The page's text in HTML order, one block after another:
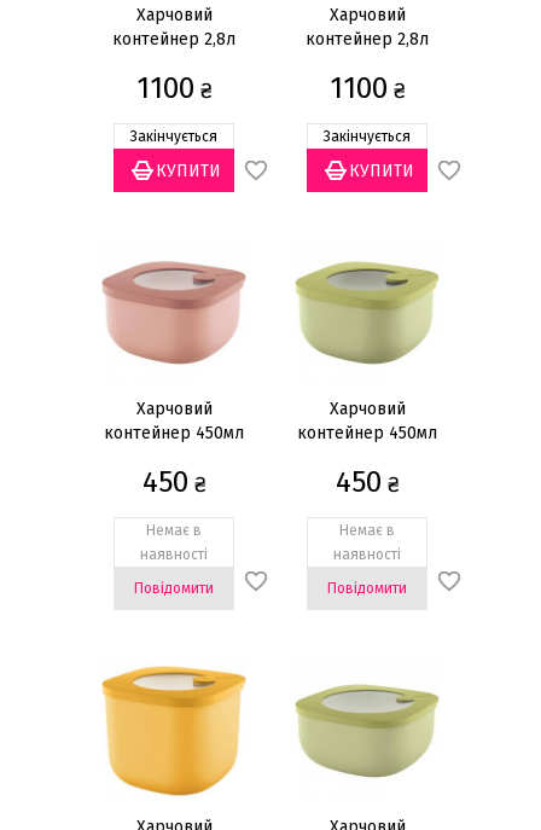
Харчовий
контейнер 2,8л
1100 ₴
Закінчується
Харчовий
контейнер 2,8л
1100 ₴
Закінчується
Харчовий
контейнер 450мл
450 ₴
Немає в
наявності
Повідомити
Харчовий
контейнер 450мл
450 ₴
Немає в
наявності
Повідомити